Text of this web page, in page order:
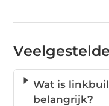
Wat is
belangrijk?